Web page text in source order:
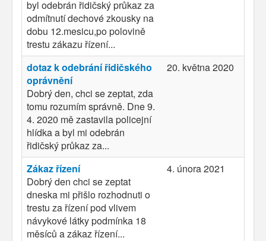
byl odebrán řidičský průkaz za
odmítnutí dechové zkousky na
dobu 12.mesicu,po polovině
trestu zákazu řízení...
dotaz k odebrání řidičského
oprávnění
Dobrý den, chci se zeptat, zda
tomu rozumím správně. Dne 9.
4. 2020 mě zastavila policejní
hlídka a byl mi odebrán
řidičský průkaz za...
20. května 2020
Zákaz řízení
Dobrý den chci se zeptat
dneska mi přišlo rozhodnuti o
trestu za řízení pod vlivem
návykové látky podmínka 18
měsíců a zákaz řízení...
4. února 2021